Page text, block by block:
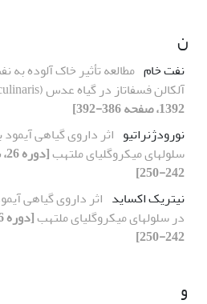
ن
نفت خام مطالعه تأثیر خاک آلوده به
آلکالن فسفاتاز در گیاه عدس (Lens culinaris)
1392، صفحه 386-392]
نورودژنراتیو اثر داروی گیاهی
سلولهای میکروگلیای ملتهب
242-250]
نیتریک اکساید اثر داروی گیاهی
در سلولهای میکروگلیای ملتهب
242-250]
و